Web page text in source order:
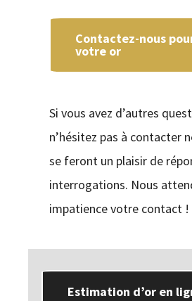
Contactez-nous
votre or
Si vous avez d’autres
n’hésitez pas à contacter
se feront un plaisir de
interrogations. Nous
impatience votre contact !
Estimation d’or en